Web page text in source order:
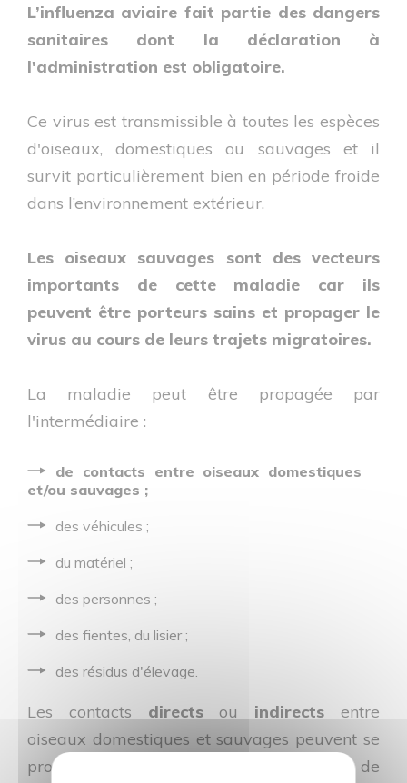
L’influenza aviaire fait partie des dangers
sanitaires dont la déclaration à
l'administration est obligatoire.
Ce virus est transmissible à toutes les espèces
d'oiseaux, domestiques ou sauvages et il
survit particulièrement bien en période froide
dans l’environnement extérieur.
Les oiseaux sauvages sont des vecteurs
importants de cette maladie car ils
peuvent être porteurs sains et propager le
virus au cours de leurs trajets migratoires.
La maladie peut être propagée par
l'intermédiaire :
de contacts entre oiseaux domestiques
et/ou sauvages ;
des véhicules ;
du matériel ;
des personnes ;
des fientes, du lisier ;
des résidus d'élevage.
Les contacts directsou indirectsentre
oiseaux domestiques et sauvages peuvent se
produire en particulier le long des couloirs de